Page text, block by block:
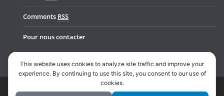
Comments RSS
Pour nous contacter
Copyright © 2026Music In Belgium. All rights reserved.
This website uses cookies to analyze site traffic and improve your
experience. By continuing to use this site, you consent to our use of
cookies.